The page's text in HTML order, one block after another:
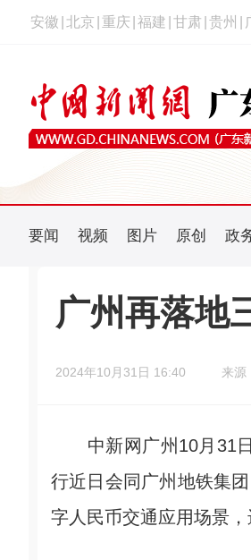
安徽 北京 重庆 福建 甘肃 贵州
要闻 视频 图片 原创 政
广州再落地
2024年10月31日 16:40 来源
中新网广州10月31日
行近日会同广州地铁集
字人民币交通应用场景